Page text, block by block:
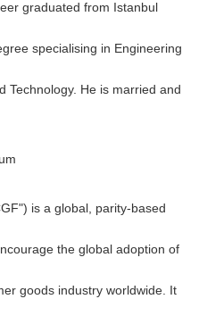
graduated from Istanbul
specialising in Engineering
Technology. He is married and
is a global, parity-based
the global adoption of
goods industry worldwide. It